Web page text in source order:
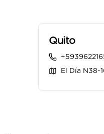
Quito
El Día N38-